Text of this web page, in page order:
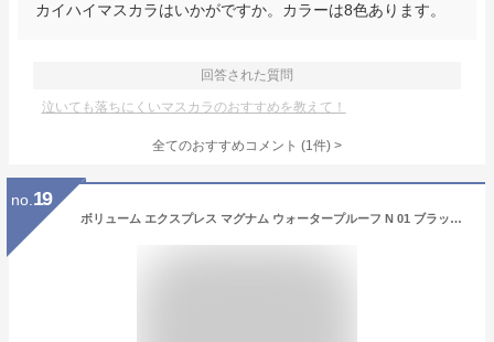
カイハイマスカラはいかがですか。カラーは8色あります。
回答された質問
泣いても落ちにくいマスカラのおすすめを教えて！
全てのおすすめコメント (1件) >
no. 19
ボリューム エクスプレス マグナム ウォータープルーフ N 01 ブラック マスカラ(9.2ml)【メイベリン】